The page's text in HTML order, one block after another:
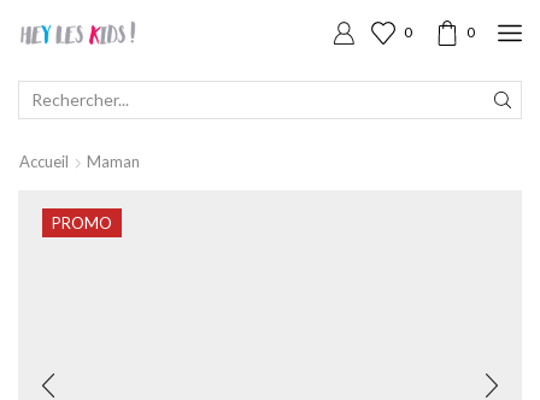
0 0
Accueil Maman
PROMO